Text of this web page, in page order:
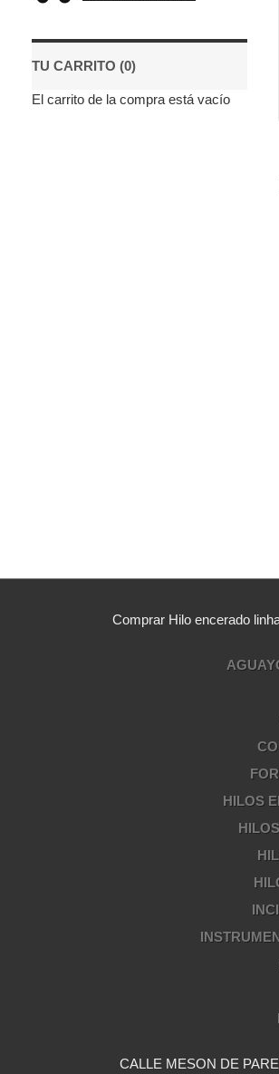
TU CARRITO (0)
El carrito de la compra está vacío
Comprar Hilo encerado
HILOS
CALLE MESON DE